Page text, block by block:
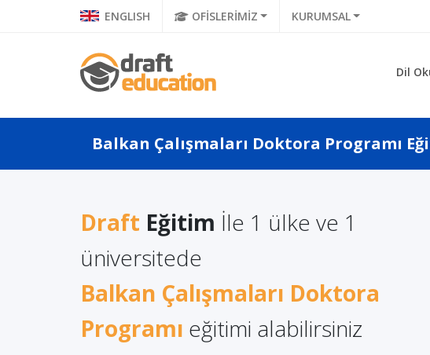
ENGLISH OFİSLERİMİZ KURUMSAL
Dil
Balkan Çalışmaları Doktora Programı
Draft Eğitim İle 1 ülke ve 1
üniversitede
Balkan Çalışmaları Doktora
Programı eğitimi alabilirsiniz
Polonya: İngilizce İşletme
Öğretmenliği...